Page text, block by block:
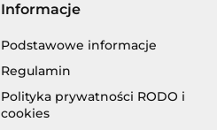
Informacje
Podstawowe informacje
Regulamin
Polityka prywatności RODO i
cookies